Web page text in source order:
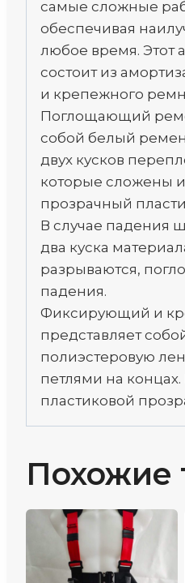
самые сложные
обеспечивая
любое время. Этот
состоит из
и крепежного
Поглощающий
собой белый
двух кусков
которые сложены
прозрачный
В случае падения
два куска
разрываются,
падения.
Фиксирующий и
представляет
полиэстеровую
петлями на
пластиковой
Похожие